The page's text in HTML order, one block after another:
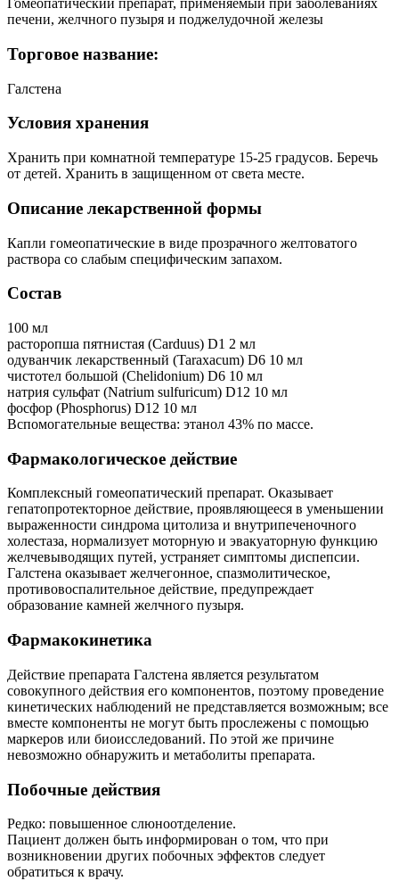
Гомеопатический препарат, применяемый при заболеваниях
печени, желчного пузыря и поджелудочной железы
Торговое название:
Галстена
Условия хранения
Хранить при комнатной температуре 15-25 градусов. Беречь
от детей. Хранить в защищенном от света месте.
Описание лекарственной формы
Капли гомеопатические в виде прозрачного желтоватого
раствора со слабым специфическим запахом.
Состав
100 мл
расторопша пятнистая (Carduus) D1 2 мл
одуванчик лекарственный (Taraxacum) D6 10 мл
чистотел большой (Chelidonium) D6 10 мл
натрия сульфат (Natrium sulfuricum) D12 10 мл
фосфор (Phosphorus) D12 10 мл
Вспомогательные вещества: этанол 43% по массе.
Фармакологическое действие
Комплексный гомеопатический препарат. Оказывает
гепатопротекторное действие, проявляющееся в уменьшении
выраженности синдрома цитолиза и внутрипеченочного
холестаза, нормализует моторную и эвакуаторную функцию
желчевыводящих путей, устраняет симптомы диспепсии.
Галстена оказывает желчегонное, спазмолитическое,
противовоспалительное действие, предупреждает
образование камней желчного пузыря.
Фармакокинетика
Действие препарата Галстена является результатом
совокупного действия его компонентов, поэтому проведение
кинетических наблюдений не представляется возможным; все
вместе компоненты не могут быть прослежены с помощью
маркеров или биоисследований. По этой же причине
невозможно обнаружить и метаболиты препарата.
Побочные действия
Редко: повышенное слюноотделение.
Пациент должен быть информирован о том, что при
возникновении других побочных эффектов следует
обратиться к врачу.